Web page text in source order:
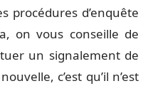
procédures d’enquête
on vous conseille de
un signalement de
c’est qu’il n’est